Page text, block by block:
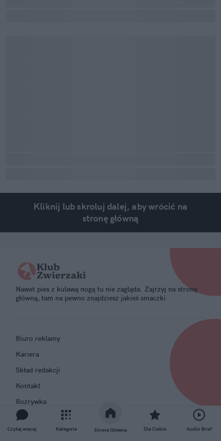
Czytaj więcej Kategorie Strona Główna Dla Ciebie Audio Brief
Kliknij lub skroluj dalej, aby wrócić na
stronę główną
Nawet pies z kulawą nogą tu nie zagląda. Zajrzyj na stronę
główną, tam na pewno znajdziesz jakieś smaczki
Biuro reklamy
Kariera
Skład redakcji
Kontakt
Rozrywka
Newsroom
Regulamin